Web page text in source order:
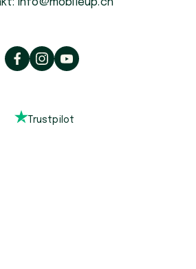
info@mobileup.ch
Trustpilot